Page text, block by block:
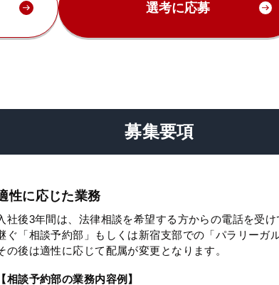
選考に応募
募集要項
性に応じた業務
社後3年間は、法律相談を希望する方からの電話を受
ぐ「相談予約部」もしくは新宿支部での「パラリーガ
の後は適性に応じて配属が変更となります。
相談予約部の業務内容例】